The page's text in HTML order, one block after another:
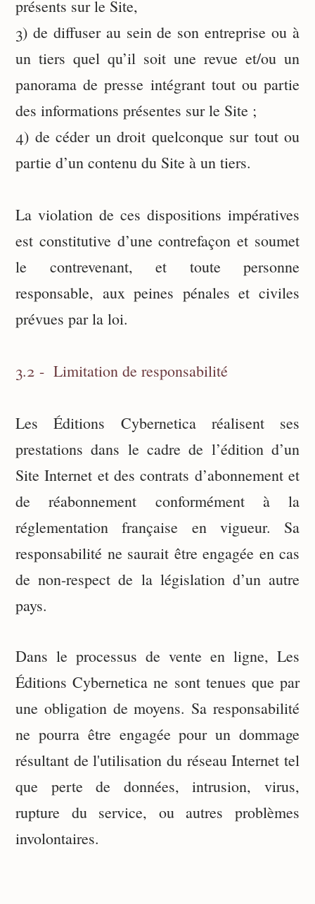
présents sur le Site,
3) de diffuser au sein de son entreprise ou à
un tiers quel qu’il soit une revue et/ou un
panorama de presse intégrant tout ou partie
des informations présentes sur le Site ;
4) de céder un droit quelconque sur tout ou
partie d’un contenu du Site à un tiers.
La violation de ces dispositions impératives
est constitutive d’une contrefaçon et soumet
le contrevenant, et toute personne
responsable, aux peines pénales et civiles
prévues par la loi.
3.2 - Limitation de responsabilité
Les Éditions Cybernetica réalisent ses
prestations dans le cadre de l’édition d’un
Site Internet et des contrats d’abonnement et
de réabonnement conformément à la
réglementation française en vigueur. Sa
responsabilité ne saurait être engagée en cas
de non-respect de la législation d’un autre
pays.
Dans le processus de vente en ligne, Les
Éditions Cybernetica ne sont tenues que par
une obligation de moyens. Sa responsabilité
ne pourra être engagée pour un dommage
résultant de l'utilisation du réseau Internet tel
que perte de données, intrusion, virus,
rupture du service, ou autres problèmes
involontaires.